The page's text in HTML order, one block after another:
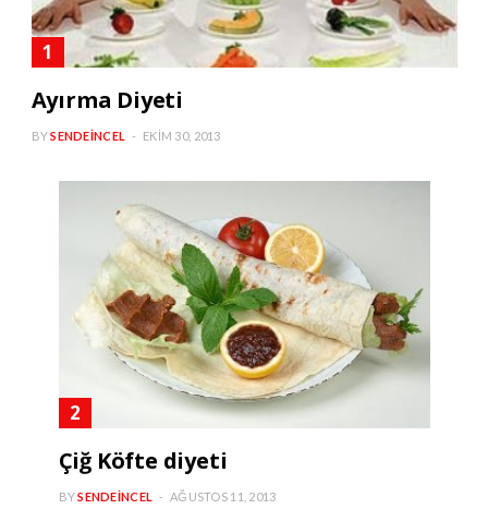
Ayırma Diyeti
BYSENDEINCEL EKIM 30, 2013
Çiğ Köfte diyeti
BYSENDEINCEL AĞUSTOS 11, 2013